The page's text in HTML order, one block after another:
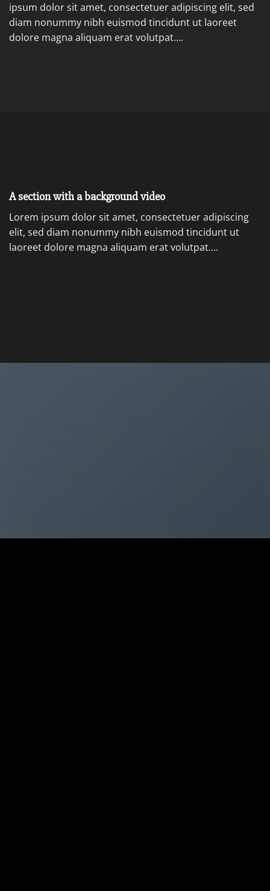
ipsum dolor sit amet, consectetuer adipiscing elit, sed
diam nonummy nibh euismod tincidunt ut laoreet
dolore magna aliquam erat volutpat….
A section with a background video
Lorem ipsum dolor sit amet, consectetuer adipiscing
elit, sed diam nonummy nibh euismod tincidunt ut
laoreet dolore magna aliquam erat volutpat….